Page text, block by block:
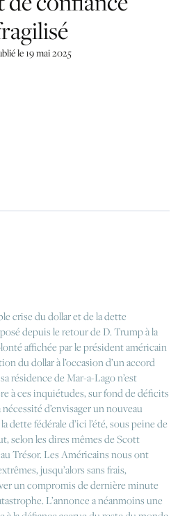
le 19 mai 2025
crise du dollar et de la dette
depuis le retour de D. Trump à la
affichée par le président américain
du dollar à l’occasion d’un accord
résidence de Mar-a-Lago n’est
à ces inquiétudes, sur fond de déficits
d’envisager un nouveau
dette fédérale d’ici l’été, sous peine de
selon les dires mêmes de Scott
Trésor. Les Américains nous ont
jusqu’alors sans frais,
un compromis de dernière minute
L’annonce a néanmoins une